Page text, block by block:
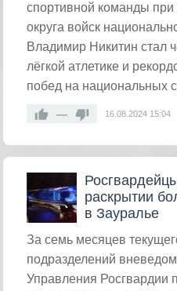
спортивной команды при
округа войск
Владимир Никитин стал
лёгкой атлетике и
побед на национальных
— 16.08.2024 15:04
раскрытии
в Зауралье
​За семь месяцев
подразделений
Управления Росгвардии